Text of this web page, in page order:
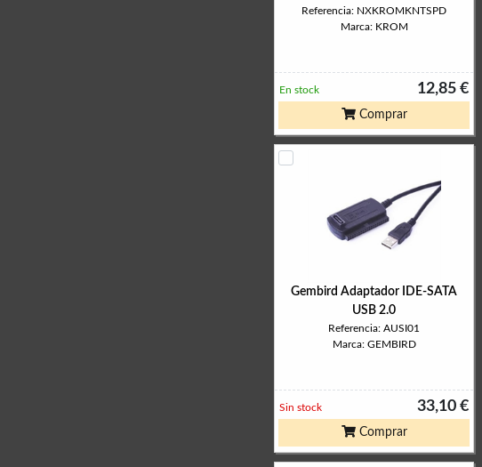
Referencia: NXKROMKNTSPD
Marca: KROM
12,85 €
En stock
Comprar
Gembird Adaptador IDE-SATA
USB 2.0
Referencia: AUSI01
Marca: GEMBIRD
33,10 €
Sin stock
Comprar